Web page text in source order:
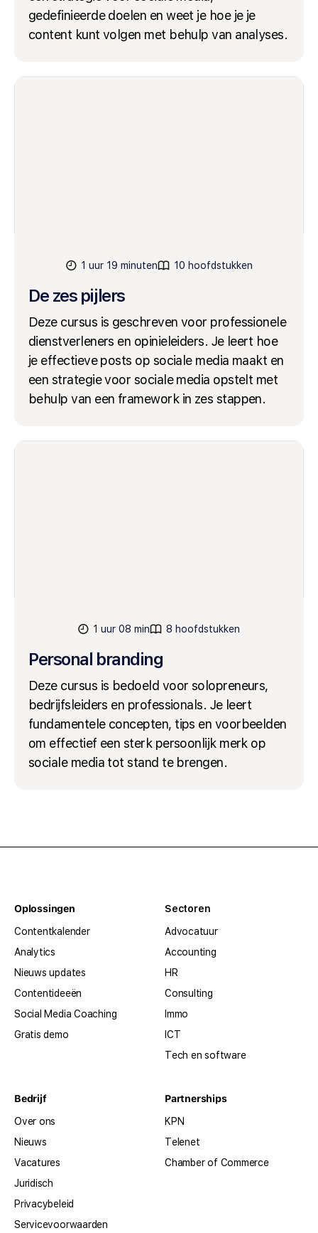
gedefinieerde doelen en weet je hoe je je
content kunt volgen met behulp van analyses.
1 uur 19 minuten 10 hoofdstukken
De zes pijlers
Deze cursus is geschreven voor professionele
dienstverleners en opinieleiders. Je leert hoe
je effectieve posts op sociale media maakt en
een strategie voor sociale media opstelt met
behulp van een framework in zes stappen.
1 uur 08 min 8 hoofdstukken
Personal branding
Deze cursus is bedoeld voor solopreneurs,
bedrijfsleiders en professionals. Je leert
fundamentele concepten, tips en voorbeelden
om effectief een sterk persoonlijk merk op
sociale media tot stand te brengen.
Oplossingen
Contentkalender
Analytics
Nieuws updates
Contentideeën
Social Media Coaching
Gratis demo
Sectoren
Advocatuur
Accounting
HR
Consulting
Immo
ICT
Tech en software
Bedrijf
Over ons
Nieuws
Vacatures
Juridisch
Privacybeleid
Servicevoorwaarden
Partnerships
KPN
Telenet
Chamber of Commerce